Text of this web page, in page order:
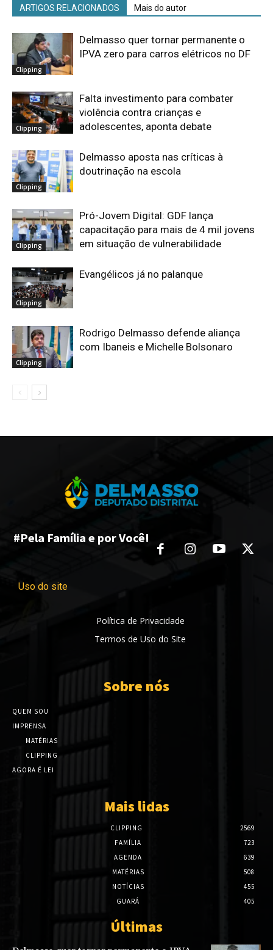
ARTIGOS RELACIONADOS Mais do autor
Clipping
Delmasso quer tornar permanente o
IPVA zero para carros elétricos no DF
Clipping
Falta investimento para combater
violência contra crianças e
adolescentes, aponta debate
Clipping
Delmasso aposta nas críticas à
doutrinação na escola
Clipping
Pró-Jovem Digital: GDF lança
capacitação para mais de 4 mil jovens
em situação de vulnerabilidade
Clipping
Evangélicos já no palanque
Clipping
Rodrigo Delmasso defende aliança
com Ibaneis e Michelle Bolsonaro
#Pela Família e por Você!
Uso do site
Política de Privacidade
Termos de Uso do Site
Sobre nós
QUEM SOU
IMPRENSA
MATÉRIAS
CLIPPING
AGORA É LEI
Mais lidas
CLIPPING
2569
FAMÍLIA
723
AGENDA
639
MATÉRIAS
508
NOTÍCIAS
455
GUARÁ
405
Últimas